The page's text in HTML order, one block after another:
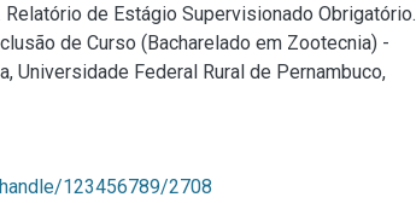
Relatório de Estágio Supervisionado Obrigatório.
de Curso (Bacharelado em Zootecnia) -
Universidade Federal Rural de Pernambuco,
123456789/2708